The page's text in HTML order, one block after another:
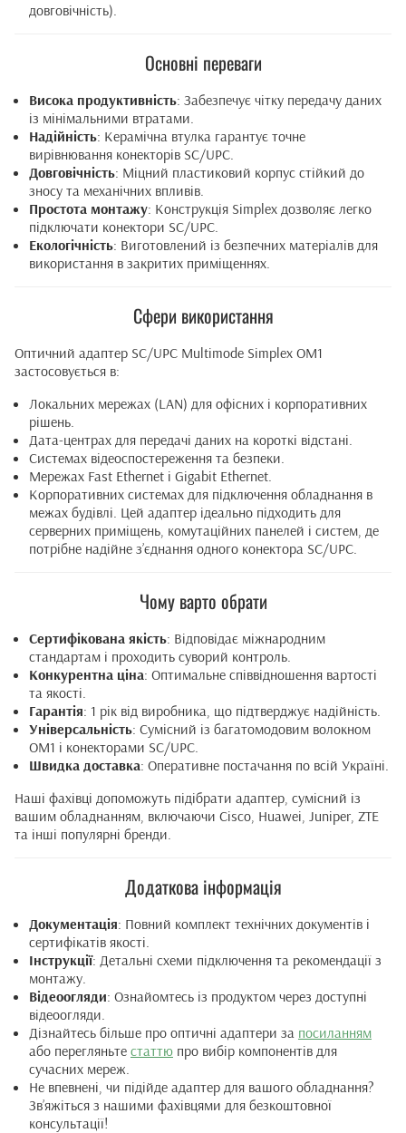
довговічність).
Основні переваги
Висока продуктивність: Забезпечує чітку передачу даних
із мінімальними втратами.
Надійність: Керамічна втулка гарантує точне
вирівнювання конекторів SC/UPC.
Довговічність: Міцний пластиковий корпус стійкий до
зносу та механічних впливів.
Простота монтажу: Конструкція Simplex дозволяє легко
підключати конектори SC/UPC.
Екологічність: Виготовлений із безпечних матеріалів для
використання в закритих приміщеннях.
Сфери використання
Оптичний адаптер SC/UPC Multimode Simplex OM1
застосовується в:
Локальних мережах (LAN) для офісних і корпоративних
рішень.
Дата-центрах для передачі даних на короткі відстані.
Системах відеоспостереження та безпеки.
Мережах Fast Ethernet і Gigabit Ethernet.
Корпоративних системах для підключення обладнання в
межах будівлі. Цей адаптер ідеально підходить для
серверних приміщень, комутаційних панелей і систем, де
потрібне надійне з’єднання одного конектора SC/UPC.
Чому варто обрати
Сертифікована якість: Відповідає міжнародним
стандартам і проходить суворий контроль.
Конкурентна ціна: Оптимальне співвідношення вартості
та якості.
Гарантія: 1 рік від виробника, що підтверджує надійність.
Універсальність: Сумісний із багатомодовим волокном
OM1 і конекторами SC/UPC.
Швидка доставка: Оперативне постачання по всій Україні.
Наші фахівці допоможуть підібрати адаптер, сумісний із
вашим обладнанням, включаючи Cisco, Huawei, Juniper, ZTE
та інші популярні бренди.
Додаткова інформація
Документація: Повний комплект технічних документів і
сертифікатів якості.
Інструкції: Детальні схеми підключення та рекомендації з
монтажу.
Відеоогляди: Ознайомтесь із продуктом через доступні
відеоогляди.
Дізнайтесь більше про оптичні адаптери за посиланням
або перегляньте статтю про вибір компонентів для
сучасних мереж.
Не впевнені, чи підійде адаптер для вашого обладнання?
Зв’яжіться з нашими фахівцями для безкоштовної
консультації!